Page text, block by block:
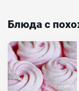
Блюда с